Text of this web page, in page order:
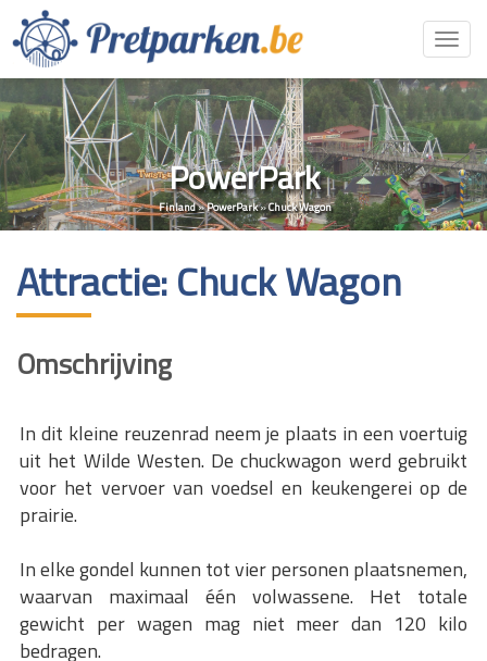
PowerPark
Finland»PowerPark»Chuck Wagon
Attractie: Chuck Wagon
Omschrijving
In dit kleine reuzenrad neem je plaats in een voertuig
uit het Wilde Westen. De chuckwagon werd gebruikt
voor het vervoer van voedsel en keukengerei op de
prairie.
In elke gondel kunnen tot vier personen plaatsnemen,
waarvan maximaal één volwassene. Het totale
gewicht per wagen mag niet meer dan 120 kilo
bedragen.